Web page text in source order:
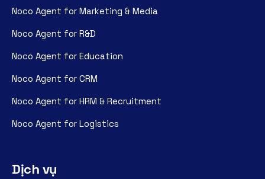
Noco Agent for Marketing & Media
Noco Agent for R&D
Noco Agent for Education
Noco Agent for CRM
Noco Agent for HRM & Recruitment
Noco Agent for Logistics
Dịch vụ